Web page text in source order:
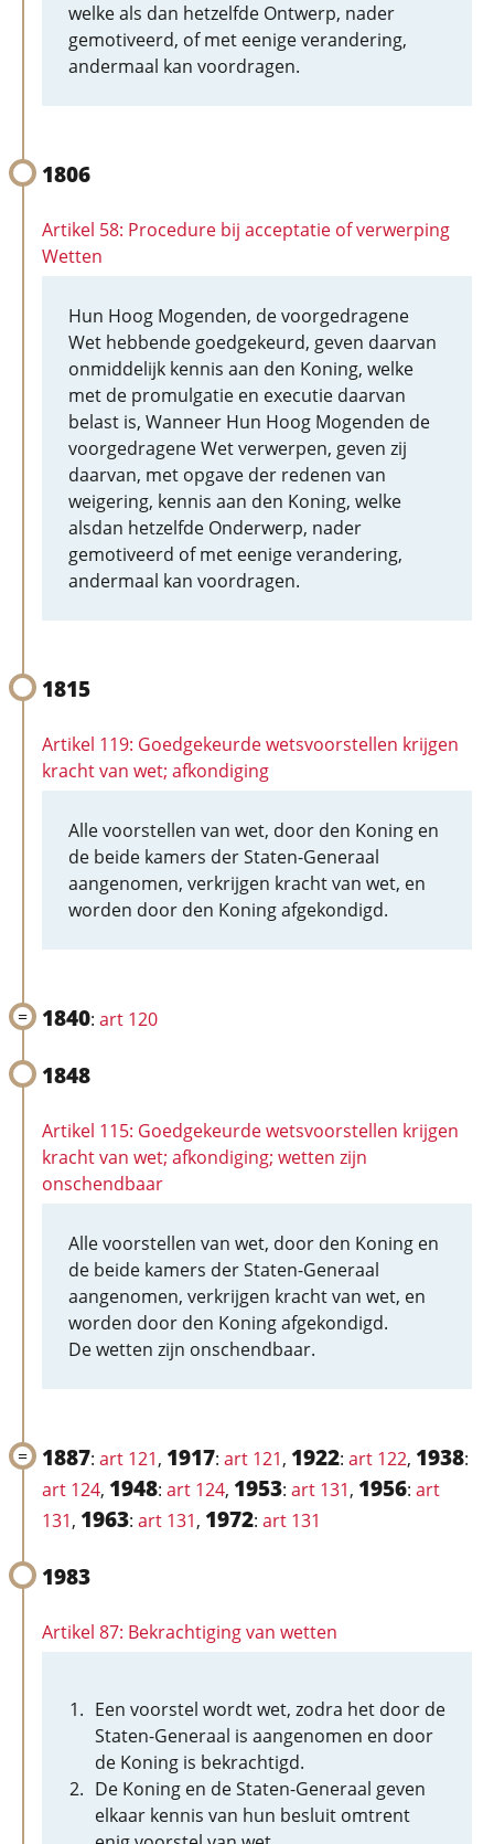
welke als dan hetzelfde Ontwerp, nader
gemotiveerd, of met eenige verandering,
andermaal kan voordragen.
1806
Artikel 58: Procedure bij acceptatie of verwerping
Wetten
Hun Hoog Mogenden, de voorgedragene
Wet hebbende goedgekeurd, geven daarvan
onmiddelijk kennis aan den Koning, welke
met de promulgatie en executie daarvan
belast is, Wanneer Hun Hoog Mogenden de
voorgedragene Wet verwerpen, geven zij
daarvan, met opgave der redenen van
weigering, kennis aan den Koning, welke
alsdan hetzelfde Onderwerp, nader
gemotiveerd of met eenige verandering,
andermaal kan voordragen.
1815
Artikel 119: Goedgekeurde wetsvoorstellen krijgen
kracht van wet; afkondiging
Alle voorstellen van wet, door den Koning en
de beide kamers der Staten-Generaal
aangenomen, verkrijgen kracht van wet, en
worden door den Koning afgekondigd.
1840: art 120
1848
Artikel 115: Goedgekeurde wetsvoorstellen krijgen
kracht van wet; afkondiging; wetten zijn
onschendbaar
Alle voorstellen van wet, door den Koning en
de beide kamers der Staten-Generaal
aangenomen, verkrijgen kracht van wet, en
worden door den Koning afgekondigd.
De wetten zijn onschendbaar.
1887: art 121, 1917: art 121, 1922: art 122, 1938:
art 124, 1948: art 124, 1953: art 131, 1956: art
131, 1963: art 131, 1972: art 131
1983
Artikel 87: Bekrachtiging van wetten
Een voorstel wordt wet, zodra het door de
Staten-Generaal is aangenomen en door
de Koning is bekrachtigd.
De Koning en de Staten-Generaal geven
elkaar kennis van hun besluit omtrent